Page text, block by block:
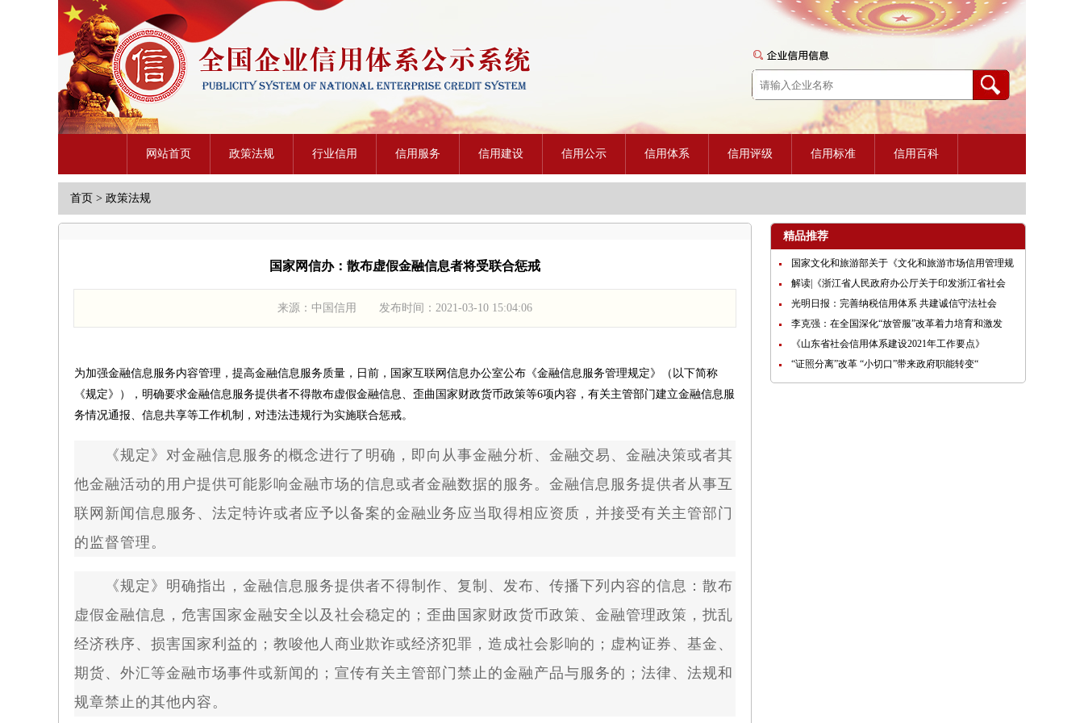
网站首页 政策法规 行业信用 信用服务 信用建设 信用公示 信用体系 信用评级 信用标准 信用百科
首页 > 政策法规
国家网信办：散布虚假金融信息者将受联合惩戒
来源：中国信用 发布时间：2021-03-10 15:04:06
为加强金融信息服务内容管理，提高金融信息服务质量，日前，国家互联网信息办公室公布《金融信息服务管理规定》（以下简称
《规定》），明确要求金融信息服务提供者不得散布虚假金融信息、歪曲国家财政货币政策等6项内容，有关主管部门建立金融信息服
务情况通报、信息共享等工作机制，对违法违规行为实施联合惩戒。
《规定》对金融信息服务的概念进行了明确，即向从事金融分析、金融交易、金融决策或者其
他金融活动的用户提供可能影响金融市场的信息或者金融数据的服务。金融信息服务提供者从事互
联网新闻信息服务、法定特许或者应予以备案的金融业务应当取得相应资质，并接受有关主管部门
的监督管理。
《规定》明确指出，金融信息服务提供者不得制作、复制、发布、传播下列内容的信息：散布
虚假金融信息，危害国家金融安全以及社会稳定的；歪曲国家财政货币政策、金融管理政策，扰乱
经济秩序、损害国家利益的；教唆他人商业欺诈或经济犯罪，造成社会影响的；虚构证券、基金、
期货、外汇等金融市场事件或新闻的；宣传有关主管部门禁止的金融产品与服务的；法律、法规和
规章禁止的其他内容。
精品推荐
国家文化和旅游部关于《文化和旅游市场信用管理规
解读|《浙江省人民政府办公厅关于印发浙江省社会
光明日报：完善纳税信用体系 共建诚信守法社会
李克强：在全国深化“放管服”改革着力培育和激发
《山东省社会信用体系建设2021年工作要点》
“证照分离”改革 “小切口”带来政府职能转变“